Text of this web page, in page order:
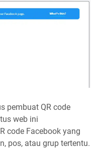
pembuat QR code
web ini
code Facebook yang
pos, atau grup tertentu.